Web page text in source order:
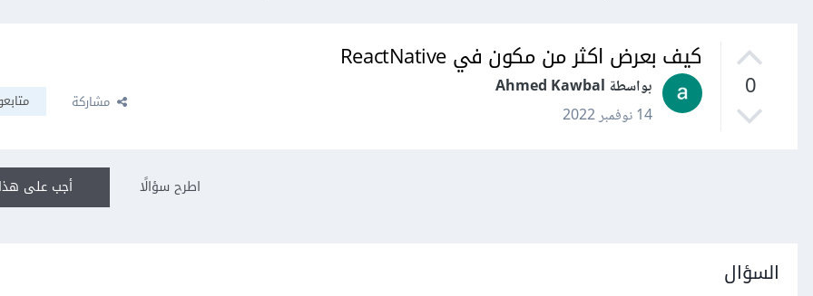
0
كيف بعرض اكثر من مكون في ReactNative
بواسطة Ahmed Kawbal
14 نوفمبر 2022
مشاركة
أجب على اطرح سؤالًا
السؤال